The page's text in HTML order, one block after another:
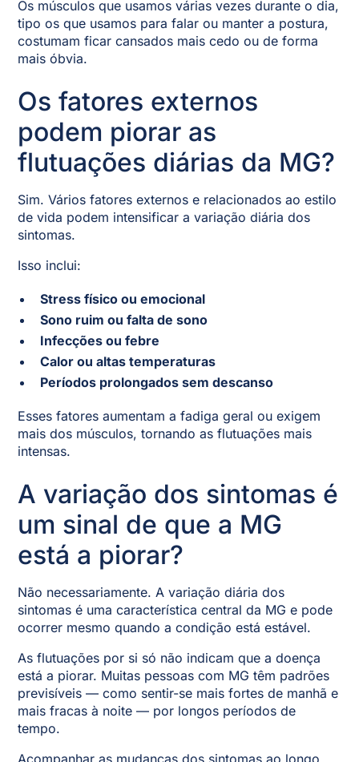
Os músculos que usamos várias vezes durante o dia,
tipo os que usamos para falar ou manter a postura,
costumam ficar cansados mais cedo ou de forma
mais óbvia.
Os fatores externos
podem piorar as
flutuações diárias da MG?
Sim. Vários fatores externos e relacionados ao estilo
de vida podem intensificar a variação diária dos
sintomas.
Isso inclui:
Stress físico ou emocional
Sono ruim ou falta de sono
Infecções ou febre
Calor ou altas temperaturas
Períodos prolongados sem descanso
Esses fatores aumentam a fadiga geral ou exigem
mais dos músculos, tornando as flutuações mais
intensas.
A variação dos sintomas é
um sinal de que a MG
está a piorar?
Não necessariamente. A variação diária dos
sintomas é uma característica central da MG e pode
ocorrer mesmo quando a condição está estável.
As flutuações por si só não indicam que a doença
está a piorar. Muitas pessoas com MG têm padrões
previsíveis — como sentir-se mais fortes de manhã e
mais fracas à noite — por longos períodos de
tempo.